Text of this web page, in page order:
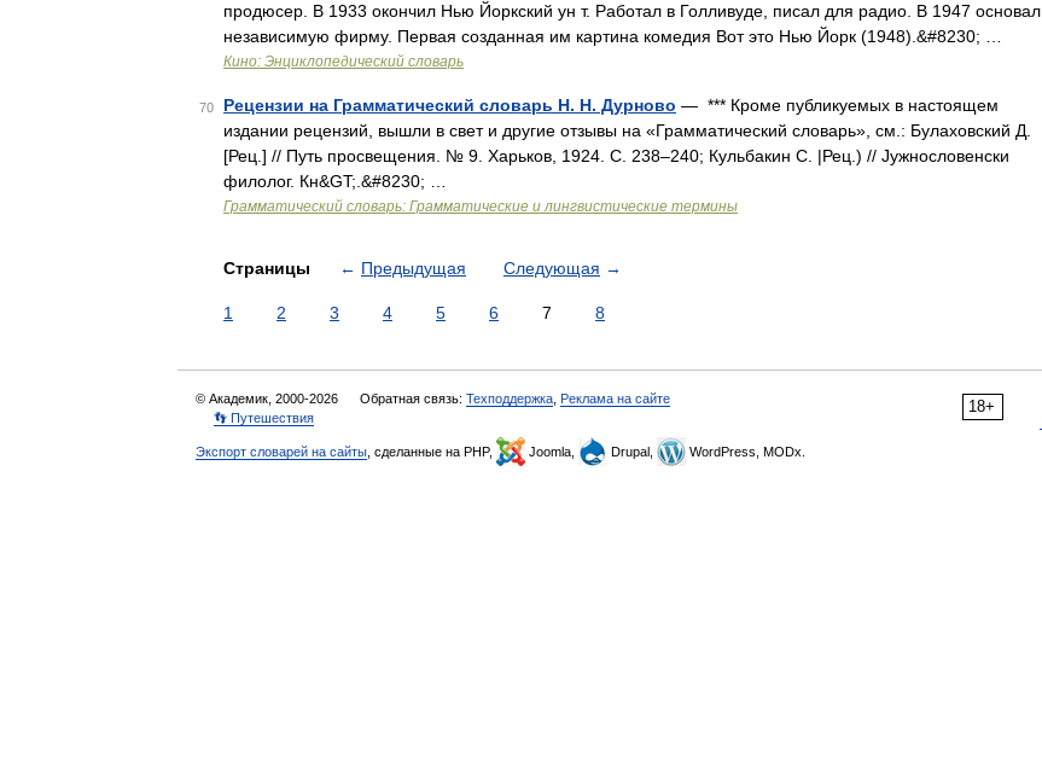
продюсер. В 1933 окончил Нью Йоркский ун т. Работал в Голливуде, писал для радио. В 1947 основал
независимую фирму. Первая созданная им картина комедия Вот это Нью Йорк (1948).&#8230; …
Кино: Энциклопедический словарь
70 Рецензии на Грамматический словарь Н. Н. Дурново — *** Кроме публикуемых в настоящем
издании рецензий, вышли в свет и другие отзывы на «Грамматический словарь», см.: Булаховский Д.
[Рец.] // Путь просвещения. № 9. Харьков, 1924. С. 238–240; Кульбакин С. |Рец.) // Jужнословенски
филолог. Кн&GT;.&#8230; …
Грамматический словарь: Грамматические и лингвистические термины
Страницы ← Предыдущая Следующая →
1 2 3 4 5 6 7 8
18+
© Академик, 2000-2026 Обратная связь: Техподдержка Реклама на сайте
👣 Путешествия
Экспорт словарей на сайты , сделанные на PHP, Joomla, Drupal, WordPress, MODx.